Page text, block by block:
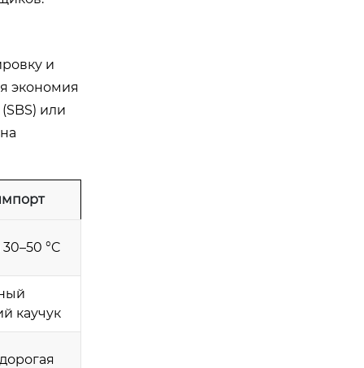
и
экономия
или
°C
каучук